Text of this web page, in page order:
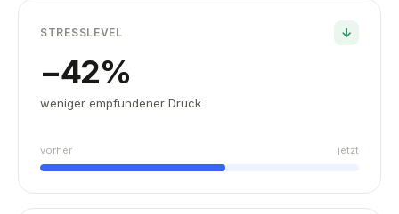
STRESSLEVEL ↓
−42%
weniger empfundener Druck
vorher jetzt